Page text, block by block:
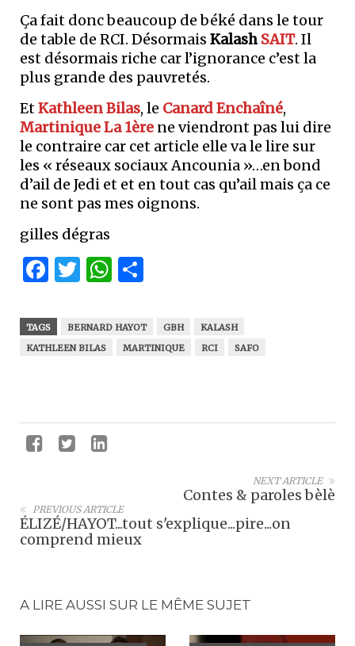
Ça fait donc beaucoup de béké dans le tour
de table de RCI. Désormais Kalash SAIT. Il
est désormais riche car l’ignorance c’est la
plus grande des pauvretés.
EtKathleen Bilas, le Canard Enchaîné,
Martinique La 1ère ne viendront pas lui dire
le contraire car cet article elle va le lire sur
les « réseaux sociaux Ancounia »…en bond
d’ail de Jedi et et en tout cas qu’ail mais ça ce
ne sont pas mes oignons.
gilles dégras
Facebook
Twitter
WhatsApp
TAGS BERNARD HAYOT GBH
KALASH
KATHLEEN BILAS
MARTINIQUE RCI SAFO
NEXT ARTICLE
Contes & paroles bèlè
PREVIOUS ARTICLE
ÉLIZÉ/HAYOT...tout s'explique...pire...on
comprend mieux
A LIRE AUSSI SUR LE MÊME SUJET